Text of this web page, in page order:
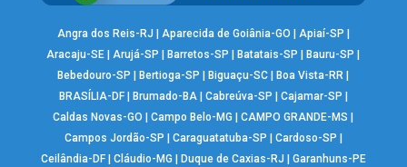
Angra dos Reis-RJ Aparecida de Goiânia-GO Apiaí-SP
Aracaju-SE |Arujá-SP Barretos-SP Batatais-SP Bauru-SP
Bebedouro-SP
Bertioga-SP Biguaçu-SC Boa Vista-RR
BRASÍLIA-DF| Brumado-BA| Cabreúva-SP Cajamar-SP
Caldas Novas-GO
|Campo Belo-MG |CAMPO GRANDE-MS
Campos Jordão-SP
Caraguatatuba-SP Cardoso-SP
Ceilândia-DF| Cláudio-MG Duque de Caxias-RJ
Garanhuns-PE